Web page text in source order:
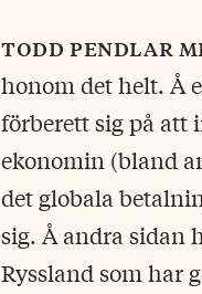
todd pendlar
honom det helt. Å
förberett sig på att
ekonomin (bland
det globala
sig. Å andra sidan
Ryssland som har